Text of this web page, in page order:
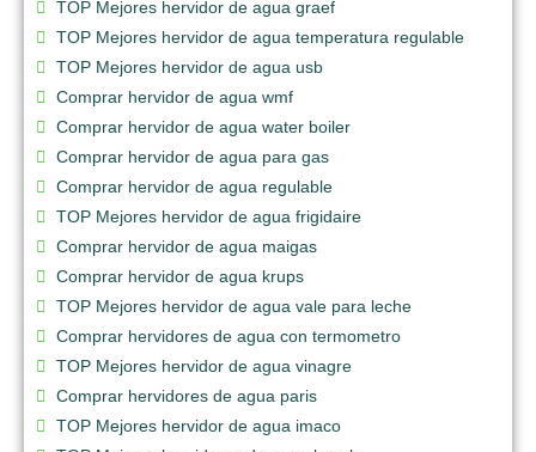
TOP Mejores hervidor de agua graef
TOP Mejores hervidor de agua temperatura regulable
TOP Mejores hervidor de agua usb
Comprar hervidor de agua wmf
Comprar hervidor de agua water boiler
Comprar hervidor de agua para gas
Comprar hervidor de agua regulable
TOP Mejores hervidor de agua frigidaire
Comprar hervidor de agua maigas
Comprar hervidor de agua krups
TOP Mejores hervidor de agua vale para leche
Comprar hervidores de agua con termometro
TOP Mejores hervidor de agua vinagre
Comprar hervidores de agua paris
TOP Mejores hervidor de agua imaco